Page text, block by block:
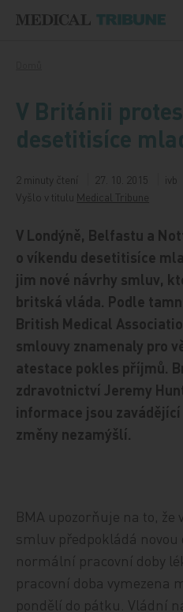
V Británii
desetitisíce
2 minuty čtení 27. 10. 2015
ivb
Vyšlo v titulu Medical Tribune
V Londýně, Belfastu a
o víkendu desetitisíce
jim nové návrhy smluv,
britská vláda. Podle
British Medical
smlouvy znamenaly pro
atestace pokles příjmů.
zdravotnictví Jeremy
informace jsou
změny nezamýšlí.
BMA upozorňuje na to, že
smluv předpokládá
normální pracovní doby
pracovní doba vymezena
pondělí do pátku. Vládní